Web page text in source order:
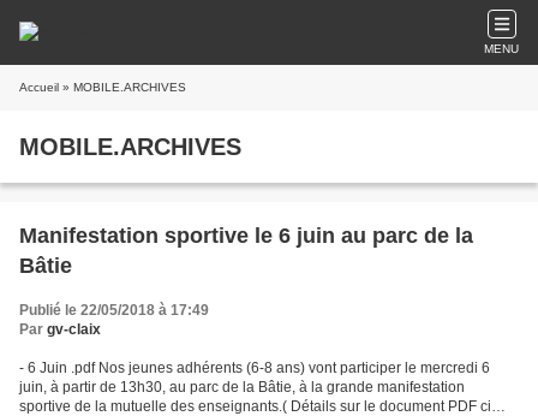
MENU
Accueil » MOBILE.ARCHIVES
MOBILE.ARCHIVES
Manifestation sportive le 6 juin au parc de la
Bâtie
Publié le 22/05/2018 à 17:49
Par gv-claix
- 6 Juin .pdf Nos jeunes adhérents (6-8 ans) vont participer le mercredi 6
juin, à partir de 13h30, au parc de la Bâtie, à la grande manifestation
sportive de la mutuelle des enseignants.( Détails sur le document PDF ci